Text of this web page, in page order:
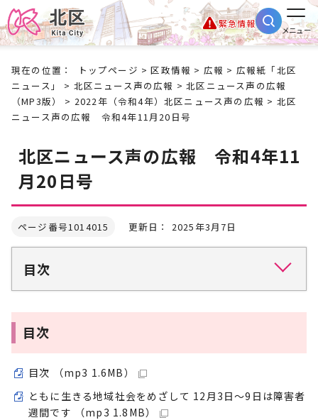
緊急情報
メニュー
現在の位置： トップページ >区政情報 > 広報 > 広報紙「北区
ニュース」
> 北区ニュース声の広報 >北区ニュース声の広報
（MP3版）
> 2022年（令和4年）北区ニュース声の広報 > 北区
ニュース声の広報 令和4年11月20日号
北区ニュース声の広報 令和4年11
月20日号
ページ番号1014015 更新日： 2025年3月7日
目次
目次
目次 （mp3 1.6MB）
ともに生きる地域社会をめざして 12月3日～9日は障害者
週間です （mp3 1.8MB）